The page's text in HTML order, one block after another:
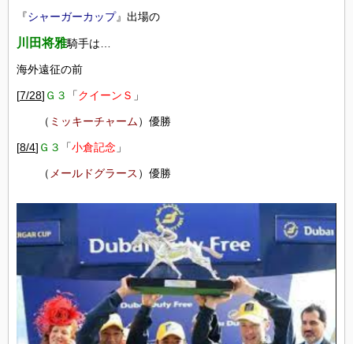
『シャーガーカップ』出場の
川田将雅騎手は…
海外遠征の前
[7/28] Ｇ３ 「クイーンＳ 」
（ ミッキーチャーム）優勝
[8/4] Ｇ３ 「小倉記念 」
（ メールドグラース ）優勝